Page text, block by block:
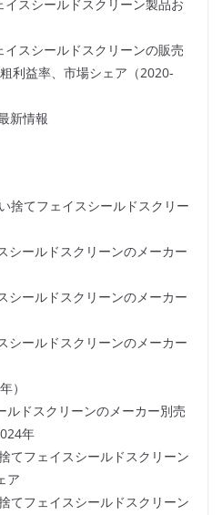
スシールドスクリーン製品お
スシールドスクリーンの販売
利益率、市場シェア（2020-
新情報
捨てフェイスシールドスクリー
シールドスクリーンのメーカー
シールドスクリーンのメーカー
シールドスクリーンのメーカー
）
ドスクリーンのメーカー別売
年
てフェイスシールドスクリーン
ア
てフェイスシールドスクリーン